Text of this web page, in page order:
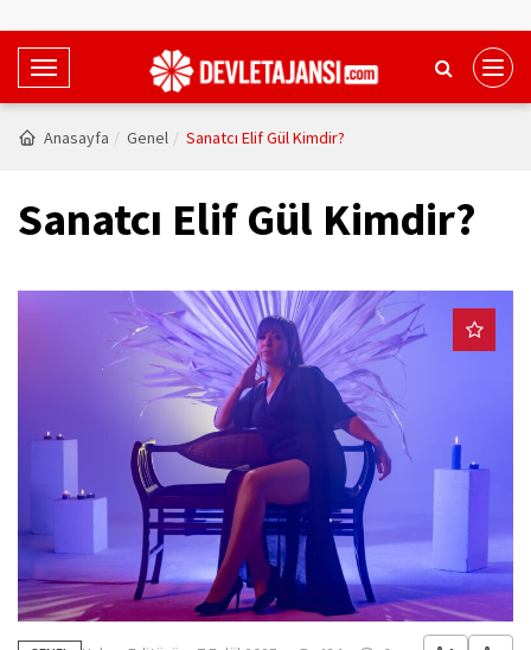
T
o
g
e
i
Anasayfa Genel Sanatcı Elif Gül Kimdir?
Sanatcı Elif Gül Kimdir?